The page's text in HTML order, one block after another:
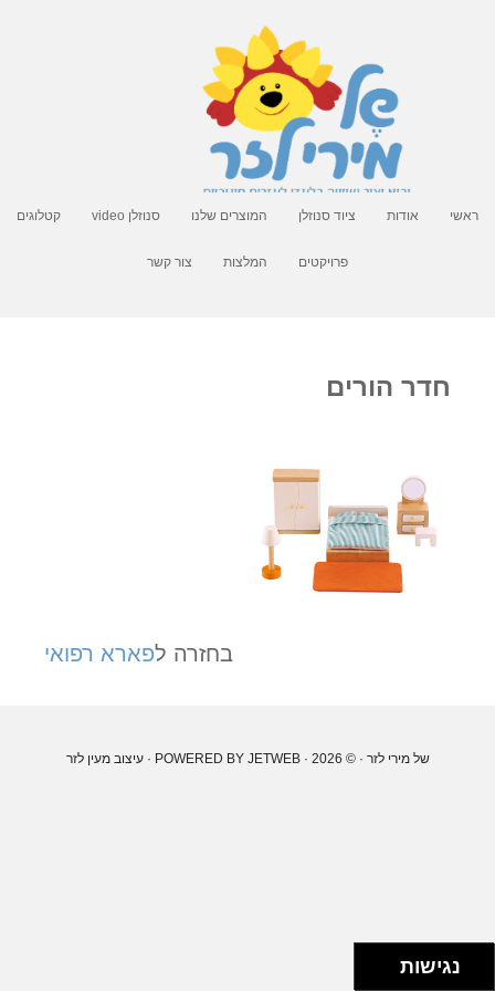
ראשי אודות ציוד סנוזלן המוצרים שלנו סנוזלן video קטלוגים
פרויקטים המלצות צור קשר
חדר הורים
בחזרה לפארא רפואי
של מירי לזר · © 2026 · POWERED BY
JETWEB · עיצובמעין לזר
נגישות